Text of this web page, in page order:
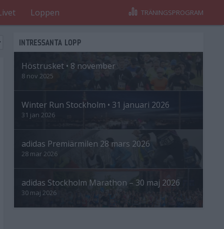
Loppen TRÄNINGSPROGRAM
INTRESSANTA LOPP
Höstrusket • 8 november
8 nov 2025
Winter Run Stockholm • 31 januari 2026
31 jan 2026
adidas Premiärmilen 28 mars 2026
28 mar 2026
adidas Stockholm Marathon – 30 maj 2026
30 maj 2026